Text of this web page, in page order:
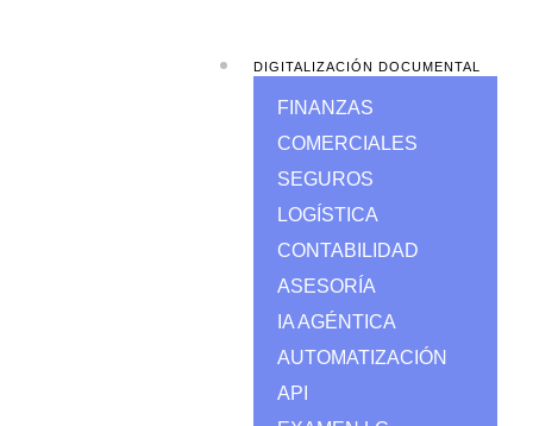
DIGITALIZACIÓN DOCUMENTAL
FINANZAS
COMERCIALES
SEGUROS
LOGÍSTICA
CONTABILIDAD
ASESORÍA
IA AGÉNTICA
AUTOMATIZACIÓN
API